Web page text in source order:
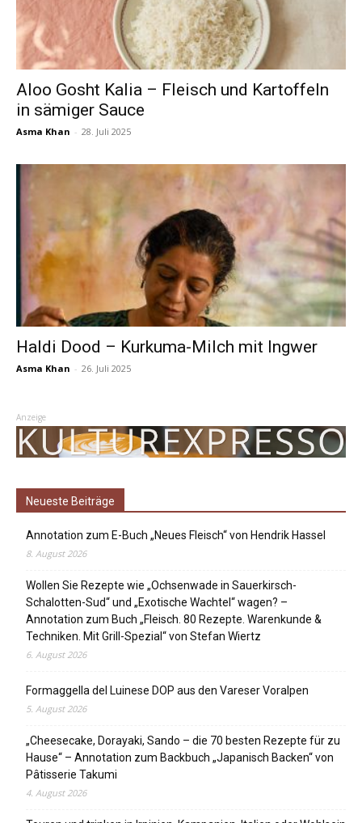
Aloo Gosht Kalia – Fleisch und Kartoffeln
in sämiger Sauce
Asma Khan - 28. Juli 2025
Haldi Dood – Kurkuma-Milch mit Ingwer
Asma Khan - 26. Juli 2025
Anzeige
Neueste Beiträge
Annotation zum E-Buch „Neues Fleisch“ von Hendrik Hassel
8. August 2026
Wollen Sie Rezepte wie „Ochsenwade in Sauerkirsch-
Schalotten-Sud“ und „Exotische Wachtel“ wagen? –
Annotation zum Buch „Fleisch. 80 Rezepte. Warenkunde &
Techniken. Mit Grill-Spezial“ von Stefan Wiertz
6. August 2026
Formaggella del Luinese DOP aus den Vareser Voralpen
5. August 2026
„Cheesecake, Dorayaki, Sando – die 70 besten Rezepte für zu
Hause“ – Annotation zum Backbuch „Japanisch Backen“ von
Pâtisserie Takumi
4. August 2026